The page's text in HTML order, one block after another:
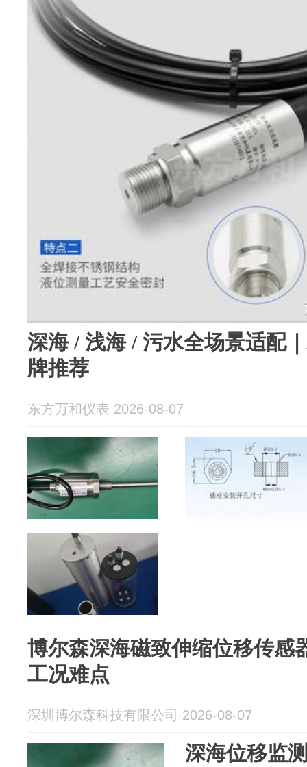
深海 / 浅海 / 污水全场景适配
牌推荐
东方万和仪表 2026-08-07
博尔森深海磁致伸缩位移传感
工况难点
深圳博尔森科技有限公司 2026-08-07
深海位移监